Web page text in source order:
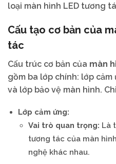
loại màn hình LED tương
Cấu tạo cơ bản của
tác
Cấu trúc cơ bản của màn
gồm ba lớp chính: lớp
và lớp bảo vệ màn hình.
Lớp cảm ứng:
Vai trò quan trọng: Là
tương tác của màn
nghệ khác nhau.